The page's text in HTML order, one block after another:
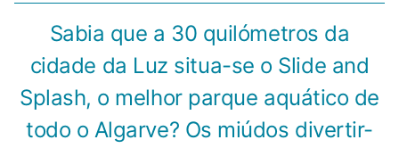
Sabia que a 30 quilómetros da
cidade da Luz situa-se o Slide and
Splash, o melhor parque aquático de
todo o Algarve? Os miúdos divertir-